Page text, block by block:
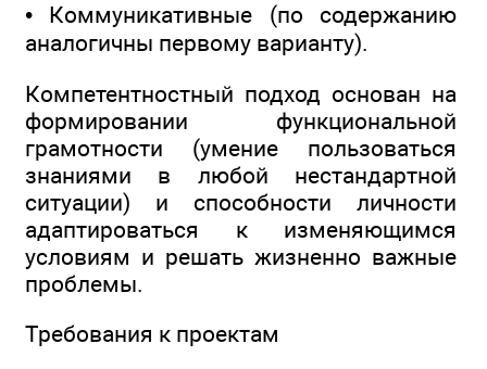
• Коммуникативные (по содержанию
аналогичны первому варианту).
Компетентностный подход основан на
формировании функциональной
грамотности (умение пользоваться
знаниями в любой нестандартной
ситуации) и способности личности
адаптироваться к изменяющимся
условиям и решать жизненно важные
проблемы.
Требования к проектам